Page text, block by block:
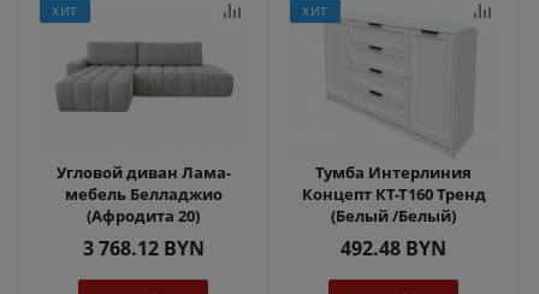
ХИТ
Угловой диван Лама-
мебель Белладжио
(Афродита 20)
3 768.12BYN
ХИТ
Тумба Интерлиния
Концепт КТ-Т160 Тренд
(Белый /Белый)
492.48 BYN